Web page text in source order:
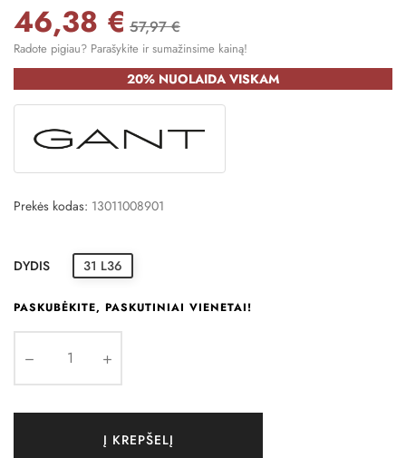
46,38 € 57,97 €
Radote pigiau? Parašykite ir sumažinsime kainą!
20% NUOLAIDA VISKAM
Prekės kodas: 13011008901
DYDIS 31 L36
PASKUBĖKITE, PASKUTINIAI VIENETAI!
Į KREPŠELĮ